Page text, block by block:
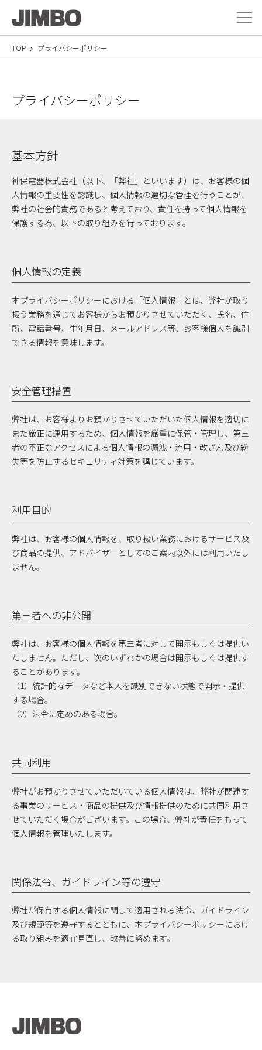
TOP プライバシーポリシー
プライバシーポリシー
基本方針
神保電器株式会社（以下、「弊社」といいます）は、お客様の個
人情報の重要性を認識し、個人情報の適切な管理を行うことが、
弊社の社会的責務であると考えており、責任を持って個人情報を
保護する為、以下の取り組みを行っております。
個人情報の定義
本プライバシーポリシーにおける「個人情報」とは、弊社が取り
扱う業務を通じてお客様からお預かりさせていただく、氏名、住
所、電話番号、生年月日、メールアドレス等、お客様個人を識別
できる情報を意味します。
安全管理措置
弊社は、お客様よりお預かりさせていただいた個人情報を適切に
また厳正に運用するため、個人情報を厳重に保管・管理し、第三
者の不正なアクセスによる個人情報の漏洩・流用・改ざん及び紛
失等を防止するセキュリティ対策を講じています。
利用目的
弊社は、お客様の個人情報を、取り扱い業務におけるサービス及
び商品の提供、アドバイザーとしてのご案内以外には利用いたし
ません。
第三者への非公開
弊社は、お客様の個人情報を第三者に対して開示もしくは提供い
たしません。ただし、次のいずれかの場合は開示もしくは提供す
ることがあります。
（1）統計的なデータなど本人を識別できない状態で開示・提供
する場合。
（2）法令に定めのある場合。
共同利用
弊社がお預かりさせていただいている個人情報は、弊社が関連す
る事業のサービス・商品の提供及び情報提供のために共同利用さ
せていただく場合がございます。この場合、弊社が責任をもって
個人情報を管理いたします。
関係法令、ガイドライン等の遵守
弊社が保有する個人情報に関して適用される法令、ガイドライン
及び規範等を遵守するとともに、本プライバシーポリシーにおけ
る取り組みを適宜見直し、改善に努めます。